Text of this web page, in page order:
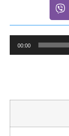
00:00